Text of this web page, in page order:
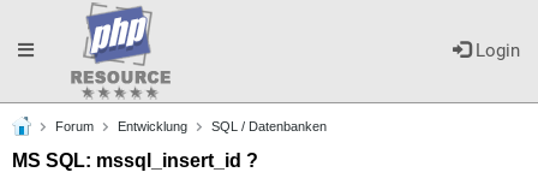
Login
Toggle
navigation
Forum Entwicklung SQL / Datenbanken
MS SQL: mssql_insert_id ?